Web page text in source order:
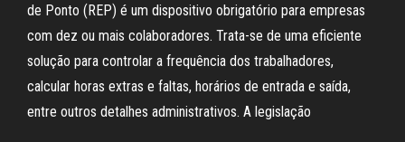
de Ponto (REP) é um dispositivo obrigatório para empresas
com dez ou mais colaboradores. Trata-se de uma eficiente
solução para controlar a frequência dos trabalhadores,
calcular horas extras e faltas, horários de entrada e saída,
entre outros detalhes administrativos. A legislação